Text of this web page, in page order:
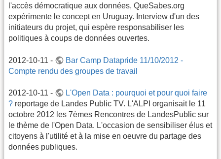
l'accès démocratique aux données, QueSabes.org
expérimente le concept en Uruguay. Interview d'un des
initiateurs du projet, qui espère responsabiliser les
politiques à coups de données ouvertes.
2012-10-11 -
Bar Camp Datapride 11/10/2012 -
Compte rendu des groupes de travail
2012-10-11 -
L'Open Data : pourquoi et pour quoi faire
? reportage de Landes Public TV. L'ALPI organisait le 11
octobre 2012 les 7èmes Rencontres de LandesPublic sur
le thème de l'Open Data. L'occasion de sensibiliser élus et
citoyens à l'utilité et à la mise en oeuvre du partage des
données publiques.